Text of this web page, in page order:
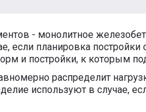
- монолитное
планировка постройки
и постройки, к которым
распределит
используют в случае,